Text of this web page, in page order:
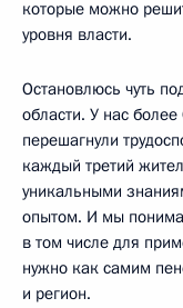
которые можно
уровня власти.
Остановлюсь чуть
области. У нас
перешагнули
каждый третий
уникальными
опытом. И мы
в том числе для
нужно как самим
и регион.